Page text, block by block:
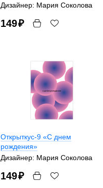
Дизайнер: Мария Соколова
149₽
Открыткус-9 «С днем
рождения»
Дизайнер: Мария Соколова
149₽